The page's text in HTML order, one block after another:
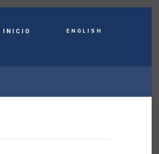
INICIO English